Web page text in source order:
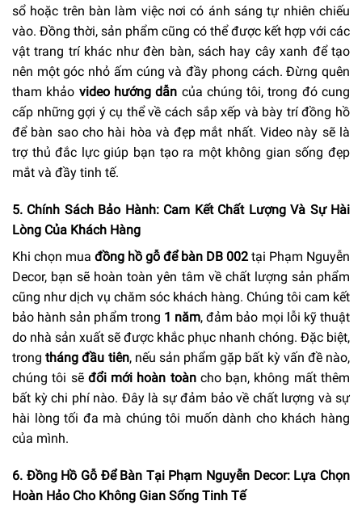
sổ hoặc trên bàn làm việc nơi có ánh sáng tự nhiên chiếu
vào. Đồng thời, sản phẩm cũng có thể được kết hợp với các
vật trang trí khác như đèn bàn, sách hay cây xanh để tạo
nên một góc nhỏ ấm cúng và đầy phong cách. Đừng quên
tham khảo video hướng dẫn của chúng tôi, trong đó cung
cấp những gợi ý cụ thể về cách sắp xếp và bày trí đồng hồ
để bàn sao cho hài hòa và đẹp mắt nhất. Video này sẽ là
trợ thủ đắc lực giúp bạn tạo ra một không gian sống đẹp
mắt và đầy tinh tế.
5. Chính Sách Bảo Hành: Cam Kết Chất Lượng Và Sự Hài
Lòng Của Khách Hàng
Khi chọn mua đồng hồ gỗ để bàn DB 002 tại Phạm Nguyễn
Decor, bạn sẽ hoàn toàn yên tâm về chất lượng sản phẩm
cũng như dịch vụ chăm sóc khách hàng. Chúng tôi cam kết
bảo hành sản phẩm trong 1 năm, đảm bảo mọi lỗi kỹ thuật
do nhà sản xuất sẽ được khắc phục nhanh chóng. Đặc biệt,
trongtháng đầu tiên, nếu sản phẩm gặp bất kỳ vấn đề nào,
chúng tôi sẽ đổi mới hoàn toàncho bạn, không mất thêm
bất kỳ chi phí nào. Đây là sự đảm bảo về chất lượng và sự
hài lòng tối đa mà chúng tôi muốn dành cho khách hàng
của mình.
6. Đồng Hồ Gỗ Để Bàn Tại Phạm Nguyễn Decor: Lựa Chọn
Hoàn Hảo Cho Không Gian Sống Tinh Tế